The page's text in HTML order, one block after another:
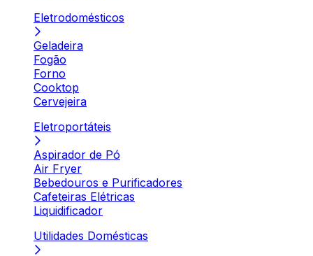
Eletrodomésticos
Geladeira
Fogão
Forno
Cooktop
Cervejeira
Eletroportáteis
Aspirador de Pó
Air Fryer
Bebedouros e Purificadores
Cafeteiras Elétricas
Liquidificador
Utilidades Domésticas